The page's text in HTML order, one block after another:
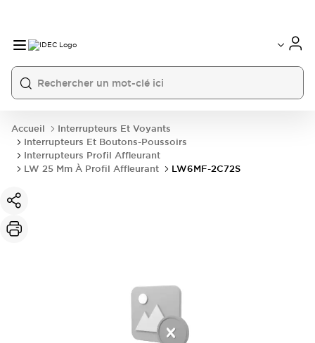
Accueil
Interrupteurs Et Voyants
Interrupteurs Et Boutons-Poussoirs
Interrupteurs Profil Affleurant
LW 25 Mm À Profil Affleurant
LW6MF-2C72S